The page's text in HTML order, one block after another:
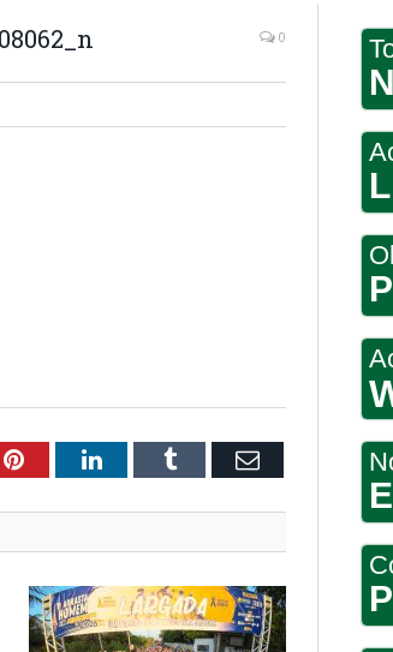
0
PinterestLinkedInTumblr Email